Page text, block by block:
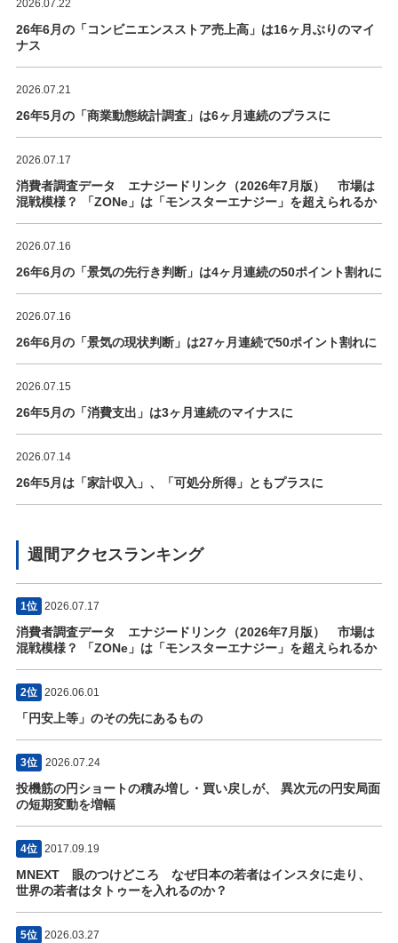
2026.07.22
26年6月の「コンビニエンスストア売上高」は16ヶ月ぶりのマイ
ナス
2026.07.21
26年5月の「商業動態統計調査」は6ヶ月連続のプラスに
2026.07.17
消費者調査データ エナジードリンク（2026年7月版） 市場は
混戦模様？ 「ZONe」は「モンスターエナジー」を超えられるか
2026.07.16
26年6月の「景気の先行き判断」は4ヶ月連続の50ポイント割れに
2026.07.16
26年6月の「景気の現状判断」は27ヶ月連続で50ポイント割れに
2026.07.15
26年5月の「消費支出」は3ヶ月連続のマイナスに
2026.07.14
26年5月は「家計収入」、「可処分所得」ともプラスに
週間アクセスランキング
1位 2026.07.17
消費者調査データ エナジードリンク（2026年7月版） 市場は
混戦模様？ 「ZONe」は「モンスターエナジー」を超えられるか
2位 2026.06.01
「円安上等」のその先にあるもの
3位 2026.07.24
投機筋の円ショートの積み増し・買い戻しが、 異次元の円安局面
の短期変動を増幅
4位 2017.09.19
MNEXT 眼のつけどころ なぜ日本の若者はインスタに走り、
世界の若者はタトゥーを入れるのか？
5位 2026.03.27